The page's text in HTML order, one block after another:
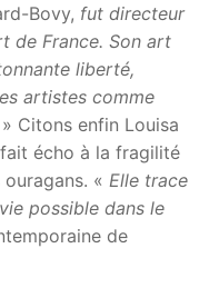
Bovy, fut directeur
de France. Son art
liberté,
artistes comme
» Citons enfin Louisa
écho à la fragilité
« Elle trace
possible dans le
de